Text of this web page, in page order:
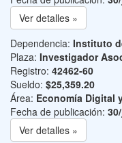
Ver detalles »
Dependencia: Instituto
Plaza: Investigador
Registro: 42462-60
Sueldo: $25,359.20
Área: Economía Digital
Fecha de publicación:
Ver detalles »